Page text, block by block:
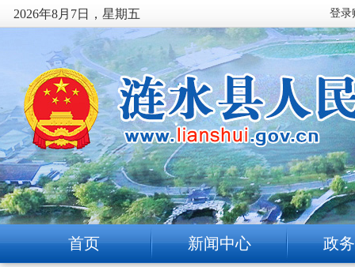
2026年8月7日，星期五
首页 新闻中心 政